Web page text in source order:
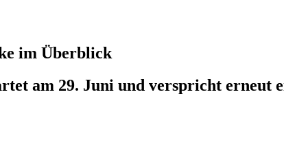
im Überblick
am 29. Juni und verspricht erneut